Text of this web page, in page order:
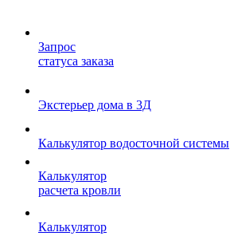
Запрос
статуса заказа
Экстерьер дома в 3Д
Калькулятор водосточной системы
Калькулятор
расчета кровли
Калькулятор